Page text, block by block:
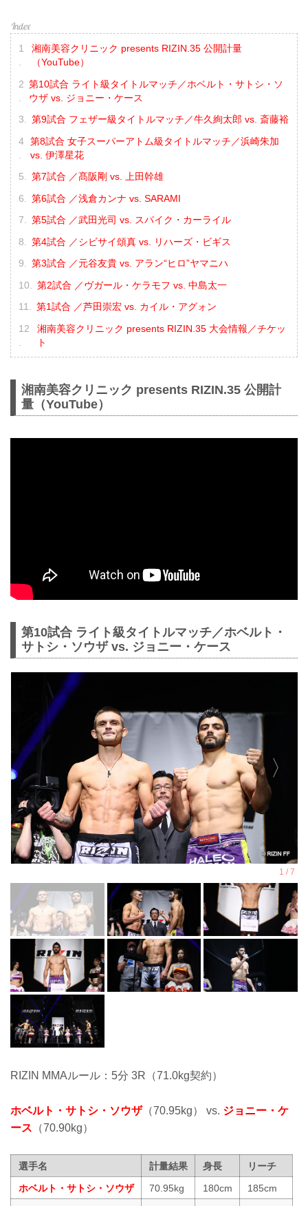
湘南美容クリニック presents RIZIN.35 公開計量
（YouTube）
第10試合 ライト級タイトルマッチ／ホベルト・サトシ・ソ
ウザ vs. ジョニー・ケース
第9試合 フェザー級タイトルマッチ／牛久絢太郎 vs. 斎藤裕
第8試合 女子スーパーアトム級タイトルマッチ／浜崎朱加
vs. 伊澤星花
第7試合 ／髙阪剛 vs. 上田幹雄
第6試合 ／浅倉カンナ vs. SARAMI
第5試合 ／武田光司 vs. スパイク・カーライル
第4試合 ／シビサイ頌真 vs. リハーズ・ビギス
第3試合 ／元谷友貴 vs. アラン“ヒロ”ヤマニハ
第2試合 ／ヴガール・ケラモフ vs. 中島太一
第1試合 ／芦田崇宏 vs. カイル・アグォン
湘南美容クリニック presents RIZIN.35 大会情報／チケッ
ト
湘南美容クリニック presents RIZIN.35 公開計
量（YouTube）
第10試合 ライト級タイトルマッチ／ホベルト・
サトシ・ソウザ vs. ジョニー・ケース
RIZIN MMAルール：5分 3R（71.0kg契約）
ホベルト・サトシ・ソウザ（70.95kg） vs. ジョニー・ケ
ース （70.90kg）
選手名 計量結果 身長
リーチ
ホベルト・サトシ・ソウザ
70.95kg 180cm
185cm